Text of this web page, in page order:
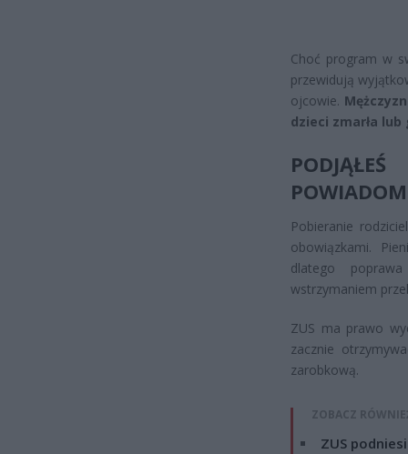
Choć program w
przewidują
ojcowie.
dzieci zmarła lub
Pobieranie
obowiązkami.
dlatego
wstrzymaniem
ZUS ma prawo
zacznie
zarobkową.
ZOBACZ
ZUS